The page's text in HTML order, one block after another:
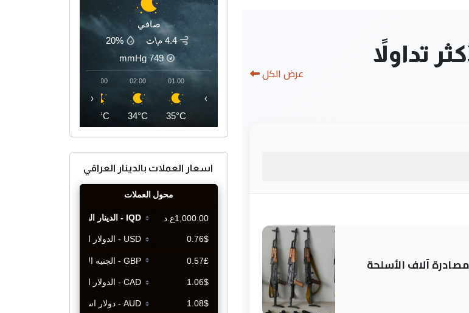
تداولاً
عرض الكل
شخصي ومصادرة آلاف الأسلحة
صافي
4.4 م\ث
20%
749
mmHg
01:00
35°C
02:00
34°C
03:00
34°C
‹ ›
اسعار العملات بالدينار العراقي